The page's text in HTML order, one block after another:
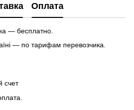
Оплата
— бесплатно.
— по тарифам перевозчика.
счет